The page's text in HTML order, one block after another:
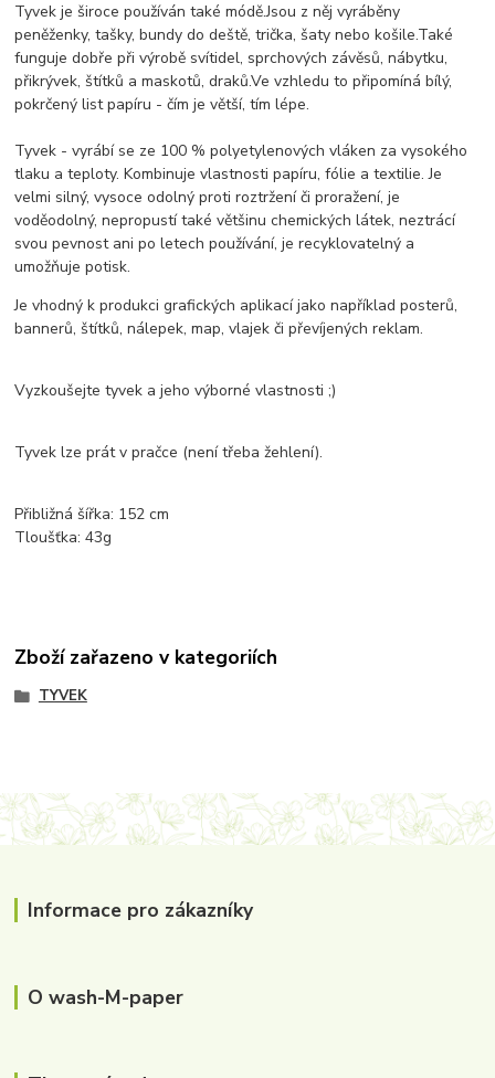
Tyvek je široce používán také módě.Jsou z něj vyráběny
peněženky, tašky, bundy do deště, trička, šaty nebo košile.Také
funguje dobře při výrobě svítidel, sprchových závěsů, nábytku,
přikrývek, štítků a maskotů, draků.Ve vzhledu to připomíná bílý,
pokrčený list papíru - čím je větší, tím lépe.
Tyvek - vyrábí se ze 100 % polyetylenových vláken za vysokého
tlaku a teploty. Kombinuje vlastnosti papíru, fólie a textilie. Je
velmi silný, vysoce odolný proti roztržení či proražení, je
voděodolný, nepropustí také většinu chemických látek, neztrácí
svou pevnost ani po letech používání, je recyklovatelný a
umožňuje potisk.
Je vhodný k produkci grafických aplikací jako například posterů,
bannerů, štítků, nálepek, map, vlajek či převíjených reklam.
Vyzkoušejte tyvek a jeho výborné vlastnosti ;)
Tyvek lze prát v pračce (není třeba žehlení).
Přibližná šířka: 152 cm
Tloušťka: 43g
Zboží zařazeno v kategoriích
TYVEK
Informace pro zákazníky
O wash-M-paper